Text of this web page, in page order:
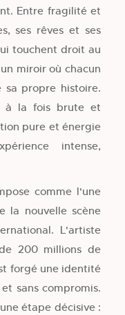
Entre fragilité et
ses rêves et ses
touchent droit au
miroir où chacun
propre histoire.
à la fois brute et
pure et énergie
intense,
comme l'une
la nouvelle scène
L'artiste
200 millions de
forgé une identité
sans compromis.
étape décisive :